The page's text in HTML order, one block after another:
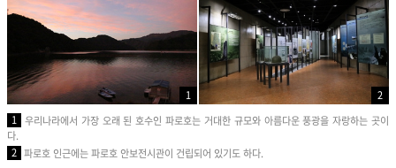
1
2
1 우리나라에서 가장 오래 된 호수인 파로호는 거대한 규모와 아름다운 풍광을 자랑하는 곳이
다.
2 파로호 인근에는 파로호 안보전시관이 건립되어 있기도 하다.